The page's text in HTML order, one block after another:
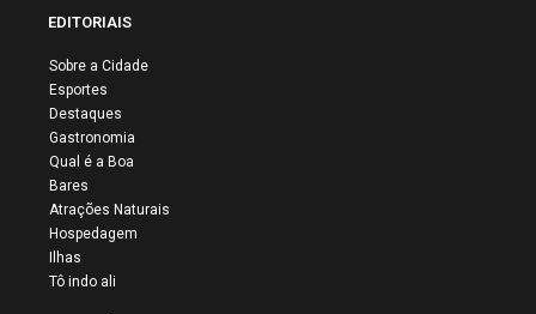
EDITORIAIS
Sobre a Cidade
Esportes
Destaques
Gastronomia
Qual é a Boa
Bares
Atrações Naturais
Hospedagem
Ilhas
Tô indo ali